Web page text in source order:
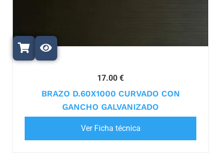
17.00 €
BRAZO D.60X1000 CURVADO CON
GANCHO GALVANIZADO
Ver Ficha técnica